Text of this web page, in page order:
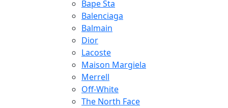
Bape Sta
Balenciaga
Balmain
Dior
Lacoste
Maison Margiela
Merrell
Off-White
The North Face